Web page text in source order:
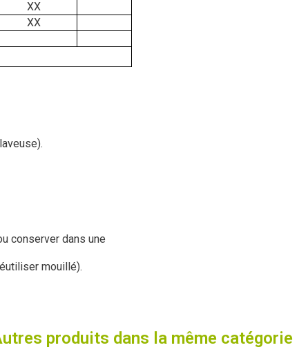
XX
XX
conserver dans une
mouillé).
produits dans la même catégorie